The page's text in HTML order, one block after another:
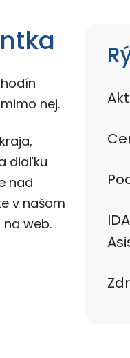
nej.
diaľku
nad
v našom
na web.